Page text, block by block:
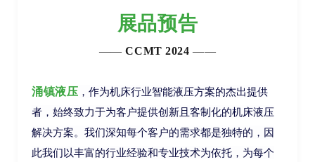
展品预告
——CCMT 2024 ——
涌镇液压 ，作为机床行业智能液压方案的杰出提供
者，始终致力于为客户提供创新且客制化的机床液压
解决方案。我们深知每个客户的需求都是独特的，因
此我们以丰富的行业经验和专业技术为依托，为每个